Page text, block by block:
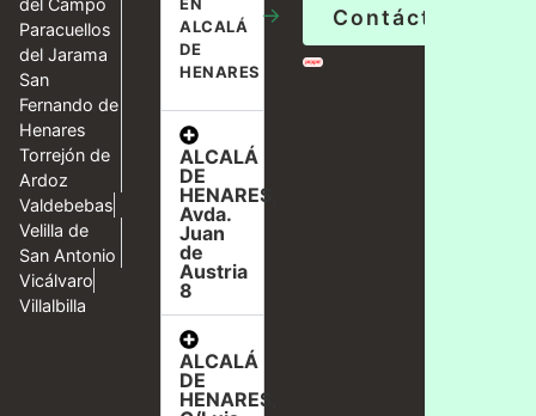
del Campo
Paracuellos
del Jarama
San
Fernando de
Henares
Torrejón de
Ardoz
Valdebebas
Velilla de
San Antonio
Vicálvaro
Villalbilla
ALCALÁ
DE
HENARES
→
ALCALÁ
DE
HENARES,
Avda.
Juan
de
Austria
8
ALCALÁ
DE
HENARES,
Contáctanos